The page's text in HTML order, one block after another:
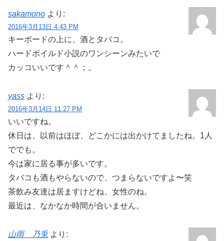
sakamono より:
2016年3月13日 4:43 PM
キーボードの上に、酒とタバコ。
ハードボイルド小説のワンシーンみたいで
カッコいいです＾＾；。
yass より:
2016年3月14日 11:27 PM
いいですね。
休日は、以前はほぼ、どこかには出かけてましたね。1人
ででも。
今は家に居る事が多いです。
タバコも酒もやらないので、つまらないですよ〜笑
茶飲み友達は居ますけどね、女性のね。
最近は、なかなか時間が合いません。
山雨 乃兎 より: